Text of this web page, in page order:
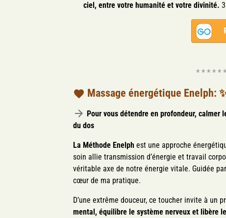
ciel, entre votre humanité et votre divinité.
* * * * *
Massage énergétique Enelph:
Pour vous détendre en profondeur,
du dos
La Méthode Enelphest une approche
soin allie transmission d’énergie et travail
véritable axe de notre énergie vitale. Guidée
cœur de ma pratique.
D’une extrême douceur, ce toucher invite à
mental, équilibre le système nerveux et libère